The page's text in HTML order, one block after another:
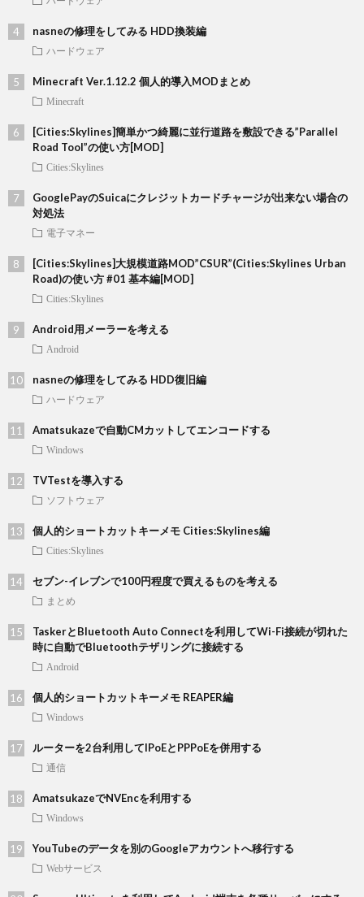
nasneの修理をしてみる HDD換装編
ハードウェア
Minecraft Ver.1.12.2 個人的導入MODまとめ
Minecraft
[Cities:Skylines]簡単かつ綺麗に並行道路を敷設できる”Parallel
Road Tool”の使い方[MOD]
Cities:Skylines
GooglePayのSuicaにクレジットカードチャージが出来ない場合の
対処法
電子マネー
[Cities:Skylines]大規模道路MOD”CSUR”(Cities:Skylines Urban
Road)の使い方 #01 基本編[MOD]
Cities:Skylines
Android用メーラーを考える
Android
nasneの修理をしてみる HDD復旧編
ハードウェア
Amatsukazeで自動CMカットしてエンコードする
Windows
TVTestを導入する
ソフトウェア
個人的ショートカットキーメモ Cities:Skylines編
Cities:Skylines
セブン-イレブンで100円程度で買えるものを考える
まとめ
TaskerとBluetooth Auto Connectを利用してWi-Fi接続が切れた
時に自動でBluetoothテザリングに接続する
Android
個人的ショートカットキーメモ REAPER編
Windows
ルーターを2台利用してIPoEとPPPoEを併用する
通信
AmatsukazeでNVEncを利用する
Windows
YouTubeのデータを別のGoogleアカウントへ移行する
Webサービス